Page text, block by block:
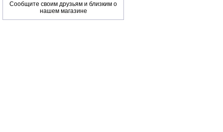
Сообщите своим друзьям и близким о
нашем магазине